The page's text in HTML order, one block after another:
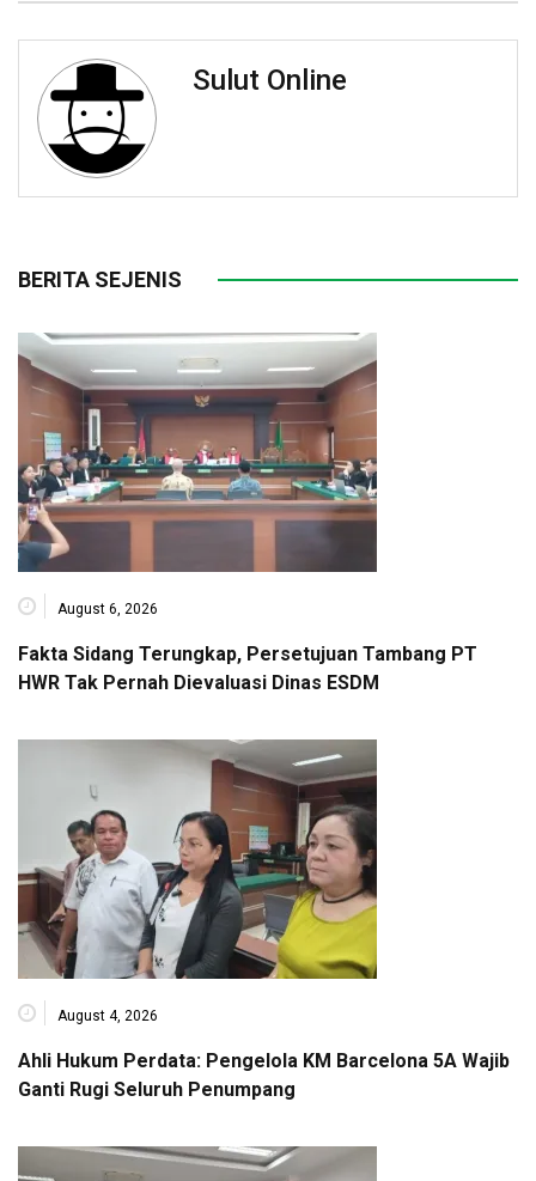
Sulut Online
BERITA SEJENIS
August 6, 2026
Fakta Sidang Terungkap, Persetujuan Tambang PT
HWR Tak Pernah Dievaluasi Dinas ESDM
August 4, 2026
Ahli Hukum Perdata: Pengelola KM Barcelona 5A Wajib
Ganti Rugi Seluruh Penumpang